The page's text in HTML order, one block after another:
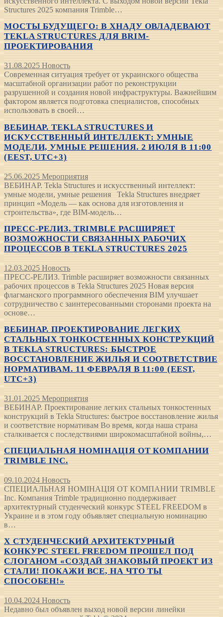
Structures 2025 компания Trimble…
МОСТЫ БУДУЩЕГО: В ХНАДУ ОВЛАДЕВАЮТ
TEKLA STRUCTURES ДЛЯ BRIM-
ПРОЕКТИРОВАНИЯ
31.08.2025 Новость
Современная ситуация требует от украинского общества
масштабной организации работ по реконструкции
разрушенной и создания новой инфраструктуры. Важнейшим
фактором является подготовка специалистов, способных
использовать в своей…
ВЕБИНАР. TEKLA STRUCTURES И
ИСКУССТВЕННЫЙ ИНТЕЛЛЕКТ: УМНЫЕ
МОДЕЛИ, УМНЫЕ РЕШЕНИЯ. 2 ИЮЛЯ В 11:00
(EEST, UTC+3)
25.06.2025 Мероприятия
ВЕБИНАР. Tekla Structures и искусственный интеллект:
умные модели, умные решения Tekla Structures внедряет
принцип «Модель — как основа для изготовления и
строительства», где BIM-модель…
ПРЕСС-РЕЛИЗ. TRIMBLE РАСШИРЯЕТ
ВОЗМОЖНОСТИ СВЯЗАННЫХ РАБОЧИХ
ПРОЦЕССОВ В TEKLA STRUCTURES 2025
12.03.2025 Новость
ПРЕСС-РЕЛИЗ. Trimble расширяет возможности связанных
рабочих процессов в Tekla Structures 2025 Новая версия
флагманского программного обеспечения BIM улучшает
сотрудничество с заинтересованными сторонами проекта на
основе…
ВЕБИНАР. ПРОЕКТИРОВАНИЕ ЛЕГКИХ
СТАЛЬНЫХ ТОНКОСТЕННЫХ КОНСТРУКЦИЙ
В TEKLA STRUCTURES: БЫСТРОЕ
ВОССТАНОВЛЕНИЕ ЖИЛЬЯ И СООТВЕТСТВИЕ
НОРМАТИВАМ. 11 ФЕВРАЛЯ В 11:00 (EEST,
UTC+3)
31.01.2025 Мероприятия
ВЕБИНАР. Проектирование легких стальных тонкостенных
конструкций в Tekla Structures: быстрое восстановление жилья
и соответствие нормативам Во время, когда наша страна
сталкивается с последствиями широкомасштабной войны,…
СПЕЦИАЛЬНАЯ НОМІНАЦІЯ ОТ КОМПАНИИ
TRIMBLE INC.
09.10.2024 Новость
СПЕЦИАЛЬНАЯ НОМІНАЦІЯ ОТ КОМПАНИИ TRIMBLE
Inc. Компания Trimble традиционно поддерживает
архитектурный студенческий конкурс STEEL FREEDOM в
Украине и в этом году объявляет специальную номинацию
в…
Х СТУДЕНЧЕСКИЙ АРХИТЕКТУРНЫЙ
КОНКУРС STEEL FREEDOM ПРОШЕЛ ПОД
СЛОГАНОМ «СОЗДАЙ ЗНАКОВЫЙ ПРОЕКТ ИЗ
СТАЛИ! ПОКАЖИ ВСЕ, НА ЧТО ТЫ
СПОСОБЕН!»
10.04.2024 Новость
Недавно был объявлен выход новой версии линейки